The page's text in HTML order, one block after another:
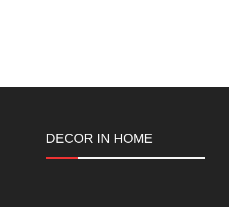
DECOR IN HOME